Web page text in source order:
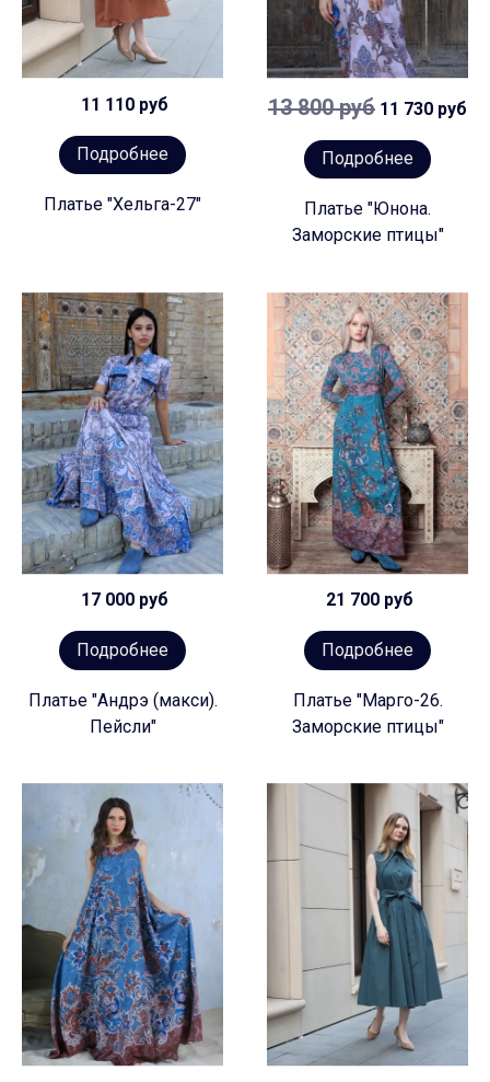
11 110 руб
Подробнее
Платье "Хельга-27"
13 800 руб 11 730 руб
Подробнее
Платье "Юнона.
Заморские птицы"
17 000 руб
Подробнее
Платье "Андрэ (макси).
Пейсли"
21 700 руб
Подробнее
Платье "Марго-26.
Заморские птицы"